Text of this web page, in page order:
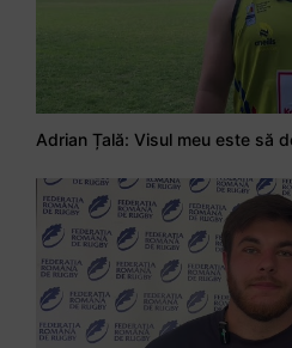
Adrian Țală: Visul meu este să